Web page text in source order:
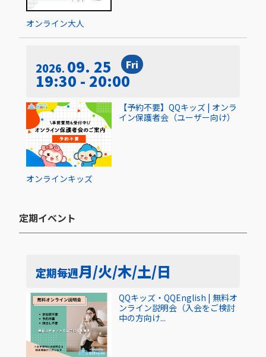
オンライン大人
2026 09. 25 Fri
19:30 - 20:00
オンラインキッズ
【予約不要】QQキッズ | オンラ
イン保護者会（ユーザー向け）
定期イベント​
定期毎週月/火/木/土/日
QQキッズ・QQEnglish | 無料オ
ンライン説明会（入会をご検討
中の方向け...